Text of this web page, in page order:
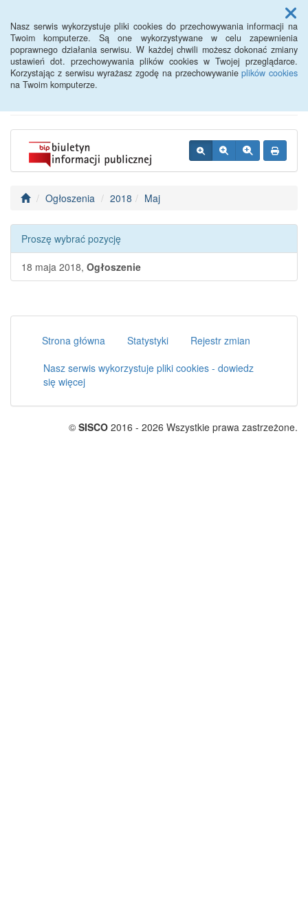
Nasz serwis wykorzystuje pliki cookies do przechowywania informacji na
Twoim komputerze. Są one wykorzystywane w celu zapewnienia
poprawnego działania serwisu. W każdej chwili możesz dokonać zmiany
ustawień dot. przechowywania plików cookies w Twojej przeglądarce.
Korzystając z serwisu wyrażasz zgodę na przechowywanieplików cookies
na Twoim komputerze.
Menu
BIP - Urząd Miejski
Wyśmierzyce
Ogłoszenia 2018 Maj
Proszę wybrać pozycję
18 maja 2018, Ogłoszenie
Strona główna Statystyki
Rejestr zmian
Nasz serwis wykorzystuje pliki cookies - dowiedz
się więcej
© SISCO 2016 - 2026 Wszystkie prawa zastrzeżone.